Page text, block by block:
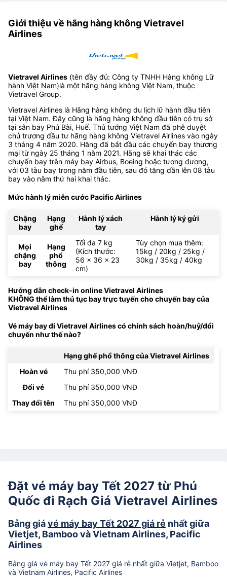
Giới thiệu về hãng hàng không Vietravel
Airlines
Vietravel Airlines (tên đầy đủ: Công ty TNHH Hàng không Lữ
hành Việt Nam)là một hãng hàng không Việt Nam, thuộc
Vietravel Group.
Vietravel Airlines là Hãng hàng không du lịch lữ hành đầu tiên
tại Việt Nam. Đây cũng là hãng hàng không đầu tiên có trụ sở
tại sân bay Phú Bài, Huế. Thủ tướng Việt Nam đã phê duyệt
chủ trương đầu tư hãng hàng không Vietravel Airlines vào ngày
3 tháng 4 năm 2020. Hãng đã bắt đầu các chuyến bay thương
mại từ ngày 25 tháng 1 năm 2021. Hãng sẽ khai thác các
chuyến bay trên máy bay Airbus, Boeing hoặc tương đương,
với 03 tàu bay trong năm đầu tiên, sau đó tăng dần lên 08 tàu
bay vào năm thứ hai khai thác.
Mức hành lý miễn cước Pacific Airlines
Chặng
bay
Hạng
ghế
Hành lý xách
tay
Hành lý ký gửi
Mọi
chặng
bay
Hạng
phổ
thông
Tối đa 7 kg
(Kích thước:
56 x 36 x 23
cm)
Tùy chọn mua thêm:
15kg / 20kg / 25kg /
30kg / 35kg / 40kg
Hướng dẫn check-in online Vietravel Airlines
KHÔNG thể làm thủ tục bay trực tuyến cho chuyến bay của
Vietravel Airlines
Vé máy bay đi Vietravel Airlines có chính sách hoàn/huỷ/đổi
chuyến như thế nào?
Hạng ghế phổ thông của Vietravel Airlines
Hoàn vé
Thu phí 350,000 VNĐ
Đổi vé
Thu phí 350,000 VNĐ
Thay đổi tên
Thu phí 350,000 VNĐ
Đặt vé máy bay Tết 2027 từ Phú
Quốc đi Rạch Giá Vietravel Airlines
Bảng giávé máy bay Tết 2027 giá rẻ nhất giữa
Vietjet, Bamboo và Vietnam Airlines, Pacific
Airlines
Bảng giá vé máy bay Tết 2027 giá rẻ nhất giữa Vietjet, Bamboo
và Vietnam Airlines, Pacific Airlines